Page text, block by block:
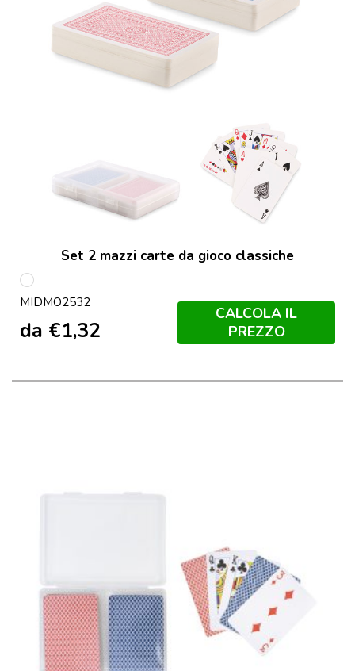
Set 2 mazzi carte da gioco classiche
Trasparente
MIDMO2532
da €1,32
CALCOLA IL
PREZZO